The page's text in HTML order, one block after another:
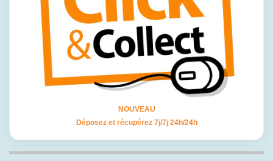
NOUVEAU
Déposez et récupérez 7j/7j 24h/24h